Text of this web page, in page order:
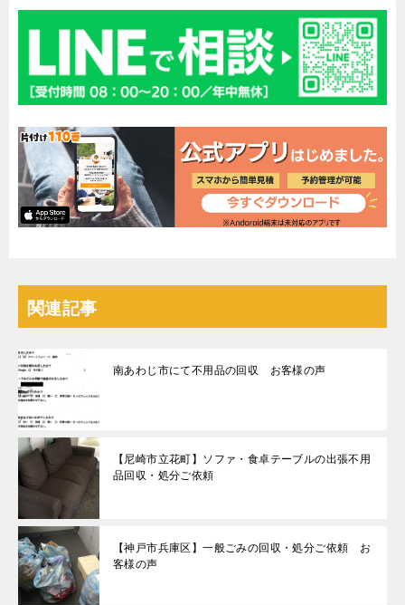
関連記事
南あわじ市にて不用品の回収 お客様の声
【尼崎市立花町】ソファ・食卓テーブルの出張不用
品回収・処分ご依頼
【神戸市兵庫区】一般ごみの回収・処分ご依頼 お
客様の声